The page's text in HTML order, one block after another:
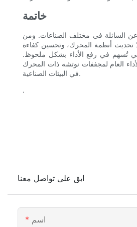
خاتمة
السائلة في مختلف الصناعات. ومن
تحديث أنظمة المحرك، وتحسين كفاءة
تُسهم في رفع الأداء بشكل ملحوظ.
العام لمجففات نوتشه ذات المحرك
في البيئات الصناعية.
.
ابق على تواصل معنا
اسم